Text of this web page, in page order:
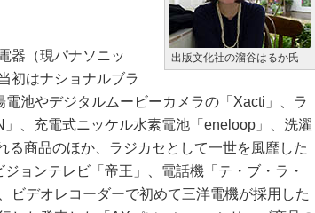
出版文化社の溜谷はるか氏
器（現パナソニッ
初はナショナルブラ
池やデジタルムービーカメラの「Xacti」、ラ
、充電式ニッケル水素電池「eneloop」、洗濯
る商品のほか、ラジカセとして一世を風靡した
ョンテレビ「帝王」、電話機「テ・ブ・ラ・
ビデオレコーダーで初めて三洋電機が採用した